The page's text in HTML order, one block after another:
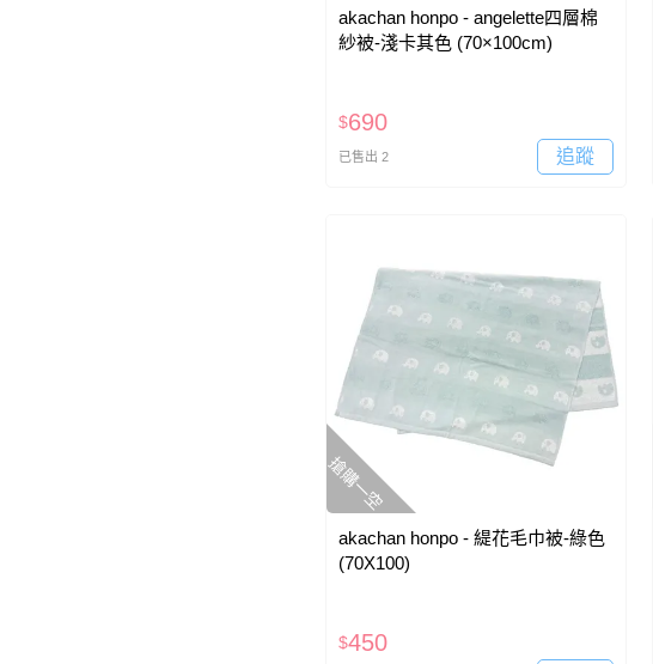
akachan honpo - angelette四層棉
紗被-淺卡其色 (70×100cm)
$690
已售出 2 追蹤
搶購一空
akachan honpo - 緹花毛巾被-綠色
(70X100)
$450